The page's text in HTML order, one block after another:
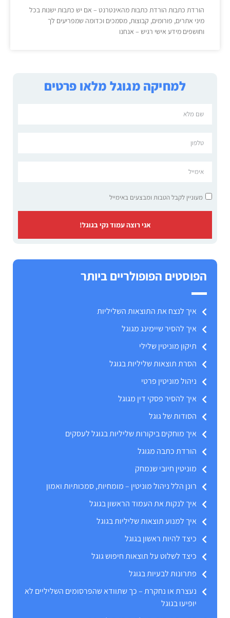
למחיקה מגוגל מלאו פרטים
מעוניין לקבל הטבות ומבצעים באימייל
אני רוצה עמוד נקי בגוגל!
הפוסטים הפופולריים ביותר
איך לנצח את התוצאות השליליות
איך להסיר שיימינג מגוגל
תיקון מוניטין שלילי
הסרת תוצאות שליליות בגוגל
ניהול מוניטין פרטי
איך להסיר פסקי דין מגוגל
הסודות של גוגל
איך מוחקים ביקורות שליליות בגוגל לעסקים
הורדת כתבה מגוגל
מוניטין חיובי שנמחק
רונן הלל ניהול מוניטין – מומחיות, סמכותיות ואמון
איך לנקות את העמוד הראשון בגוגל
איך למנוע תוצאות שליליות בגוגל
כיצד להיות ראשון בגוגל
כיצד לשלוט על תוצאות חיפוש גוגל
פתרונות לבעיות בגוגל
נעצרת או נחקרת – כך שתוודא שהפרסומים השליליים לא
יופיעו בגוגל
הורדת כתבות הורדת כתבות מהאינטרנט – אם יש כתבות ישנות בכל
מיני אתרים, פורומים, קבוצות, מסמכים וכדומה שמפריעים לך
וחושפים מידע אישי רגיש – אנחנו